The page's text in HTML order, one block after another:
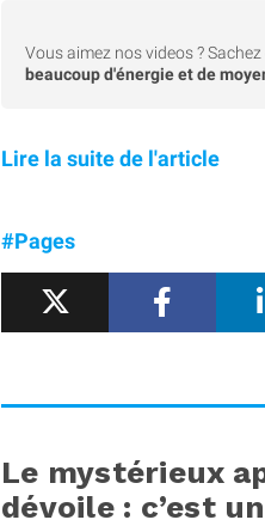
Vous aimez nos videos ?
beaucoup d'énergie et de
Lire la suite de l'article
#Pages
Le mystérieux
dévoile : c’est